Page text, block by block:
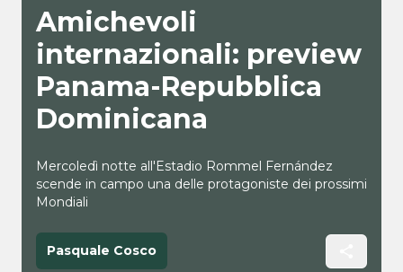
Amichevoli
internazionali: preview
Panama-Repubblica
Dominicana
Mercoledì notte all'Estadio Rommel Fernández
scende in campo una delle protagoniste dei prossimi
Mondiali
Pasquale Cosco